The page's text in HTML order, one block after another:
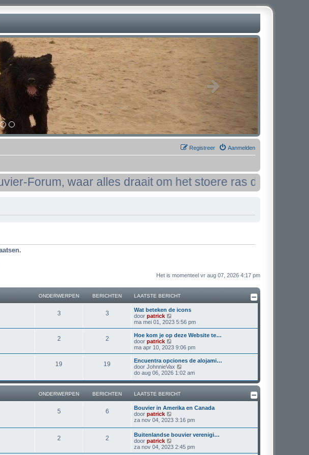
Aanmelden
Registreer
Forum, waar alles draait om het stoere ras de:
Het is momenteel vr aug 07, 2026 4:17 pm
ONDERWERPEN BERICHTEN LAATSTE BERICHT
3O
d
e
r
w
e
3B
r
i
c
h
t
L
a
a
t
s
t
e
e
r
i
c
h
Wat beteken de icons
door patrick
e
k
k
a
a
t
s
t
b
e
r
c
ma mei 01, 2023 5:56 pm
2O
d
r
r
2B
r
c
e
L
a
a
t
s
t
e
e
i
c
h
t
Hoe kom je op deze Website te…
door patrick
e
k
i
j
k
a
t
s
t
b
r
i
c
h
ma apr 10, 2023 9:06 pm
19
e
w
19
i
h
L
a
a
s
e
b
e
r
i
c
h
t
Encuentra opciones de alojami…
door JohnnieVax
e
i
l
a
t
s
t
b
do aug 06, 2026 1:02 am
ONDERWERPEN BERICHTEN LAATSTE BERICHT
5O
d
6B
r
L
a
a
s
t
e
b
Bouvier in Amerika en Canada
door patrick
e
i
j
k
l
za nov 04, 2023 3:16 pm
2O
2B
L
a
a
t
Buitenlandse bouvier verenigi…
door patrick
e
k
za nov 04, 2023 2:45 pm